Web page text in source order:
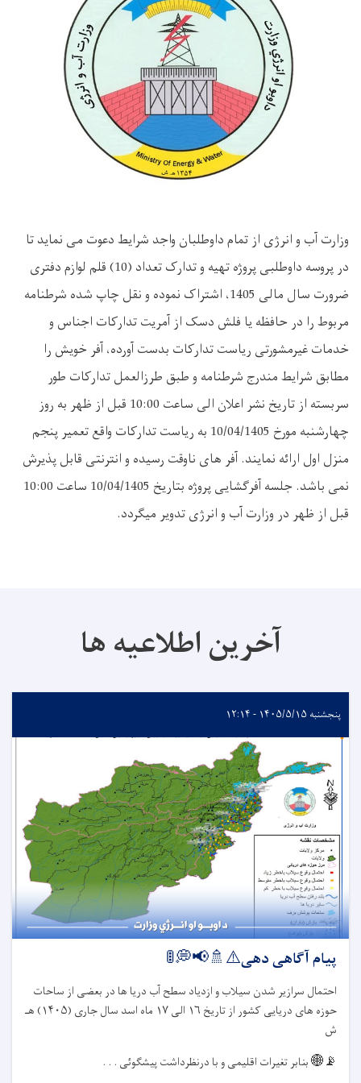
وزارت آب و انرژی از تمام داوطلبان واجد شرایط دعوت می نماید تا
در پروسه داوطلبی
پروژه تهیه و تدارک تعداد (10) قلم لوازم دفتری
ضرورت سال مالی 1405، اشتراک نموده و نقل چاپ شده شرطنامه
مربوط را در حافظه یا فلش دسک از آمریت تدارکات اجناس و
خدمات غیرمشورتی ریاست تدارکات بدست آورده، آفر خویش را
مطابق شرایط مندرج شرطنامه و طبق طرزالعمل تدارکات طور
سربسته از تاریخ نشر اعلان الی ساعت 10:00 قبل از ظهر به روز
چهارشنبه مورخ 10/04/1405 به ریاست تدارکات واقع تعمیر پنجم
منزل اول ارائه نمایند. آفر های ناوقت رسیده و انترنتی قابل پذیرش
نمی باشد. جلسه آفرگشایی پروژه بتاریخ 10/04/1405 ساعت 10:00
قبل از ظهر در وزارت آب و انرژی تدویر میگردد.
آخرین اطلاعیه ها
پنجشنبه ۱۴۰۵/۵/۱۵ - ۱۲:۱۴
پیام آگاهی دهی⚠️🚿📢💭🚦
احتمال سرازیر شدن سیلاب و ازدیاد سطح آب دریا ها در بعضی از ساحات
حوزه های دریایی کشور از تاریخ ۱۶ الی۱۷ ماه اسد سال جاری (۱۴۰۵) هـ
ش
📡🌐بنابر تغیرات اقلیمی و با درنظرداشت پیشگوئی . . .